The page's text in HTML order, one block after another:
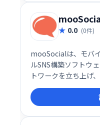
0.0 (0件)
mooSocialは、モバ
ルSNS構築ソフトウ
トワークを立ち上げ
美しいデザインと高
インを追加して機能
がなくても、直感的
築したい方におすす